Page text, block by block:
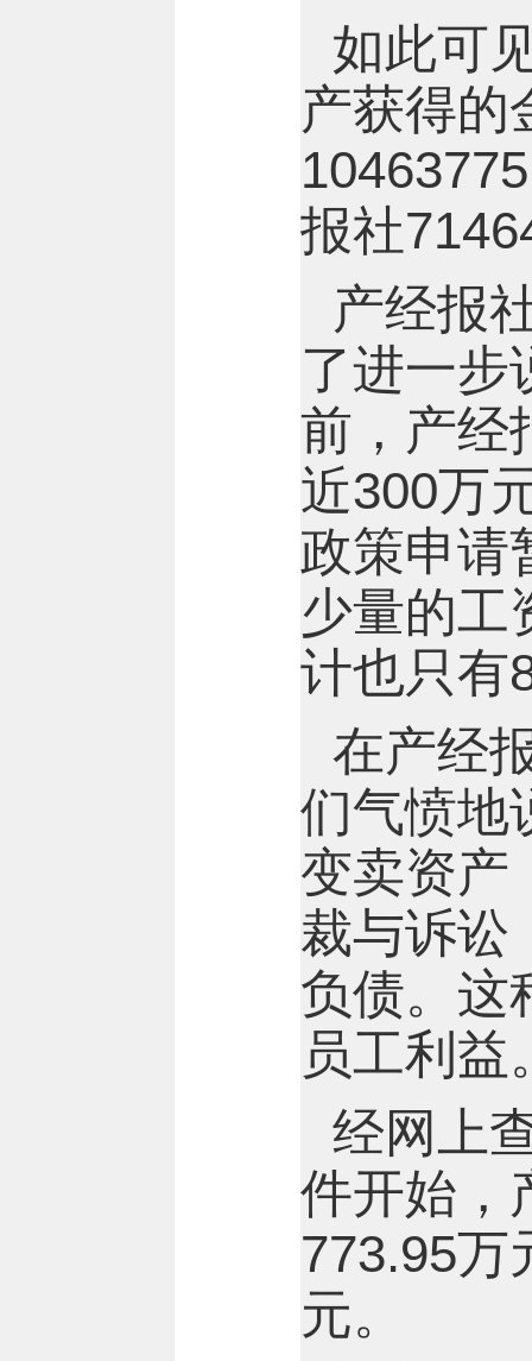
如此可
产获得的
报社
产经报
了进一步
前，产经
近300万
政策申请
少量的工
计也只有
在产经
们气愤地
变卖资产
裁与诉讼
负债。这
员工利益
经网上
件开始，
773.95万
元。